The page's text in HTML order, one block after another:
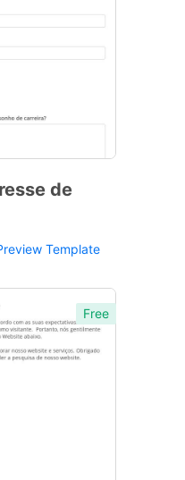
de
Template
Free